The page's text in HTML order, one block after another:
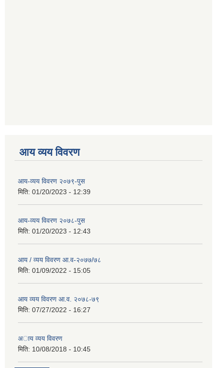
आय व्यय विवरण
आय-व्यय विवरण २०७९-पुस
मिति: 01/20/2023 - 12:39
आय-व्यय विवरण २०७८-पुस
मिति: 01/20/2023 - 12:43
आय / व्यय विवरण आ.व-२०७७/७८
मिति: 01/09/2022 - 15:05
आय व्यय विवरण आ.व. २०७८-७९
मिति: 07/27/2022 - 16:27
अाय व्यय विवरण
मिति: 10/08/2018 - 10:45